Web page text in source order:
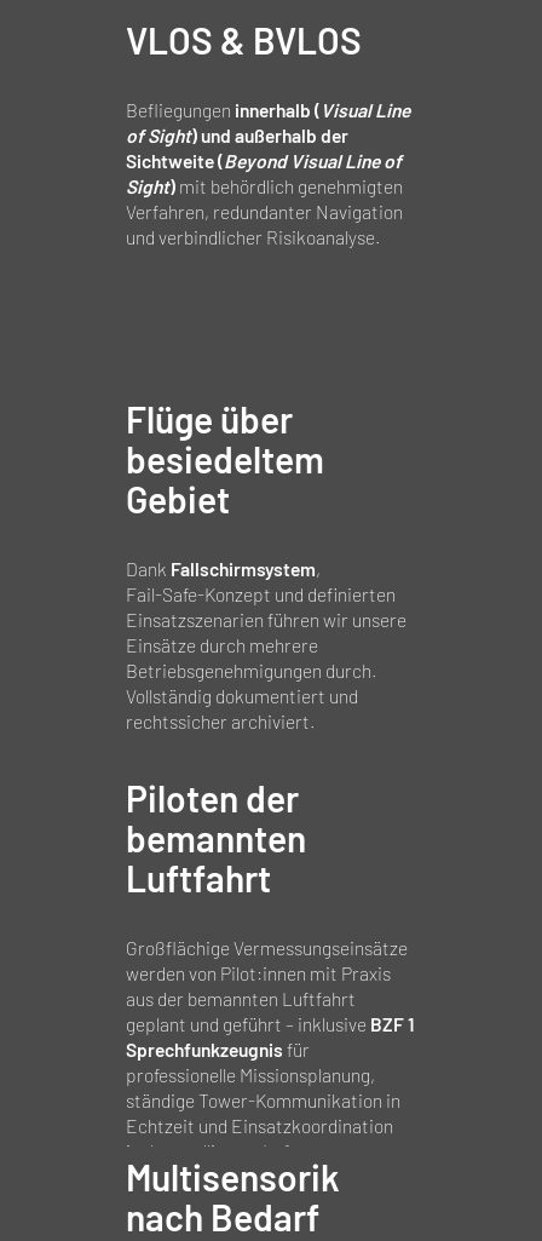
VLOS & BVLOS
Befliegungen innerhalb ( Visual Line
of Sight) und außerhalb der
Sichtweite (Beyond Visual Line of
Sight) mit behördlich genehmigten
Verfahren, redundanter Navigation
und verbindlicher Risikoanalyse.
Flüge über
besiedeltem
Gebiet
Dank Fallschirmsystem,
Fail‑Safe‑Konzept und definierten
Einsatzszenarien führen wir unsere
Einsätze durch mehrere
Betriebsgenehmigungen durch.
Vollständig dokumentiert und
rechtssicher archiviert.
Piloten der
bemannten
Luftfahrt
Großflächige Vermessungseinsätze
werden von Pilot:innen mit Praxis
aus der bemannten Luftfahrt
geplant und geführt – inklusive BZF 1
Sprechfunkzeugnis für
professionelle Missionsplanung,
ständige Tower‑Kommunikation in
Echtzeit und Einsatzkoordination
im kontrollierten Luftraum.
Multisensorik
nach Bedarf